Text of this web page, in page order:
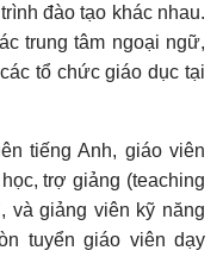
đào tạo khác nhau.
trung tâm ngoại ngữ,
tổ chức giáo dục tại
tiếng Anh, giáo viên
trợ giảng (teaching
và giảng viên kỹ năng
tuyển giáo viên dạy